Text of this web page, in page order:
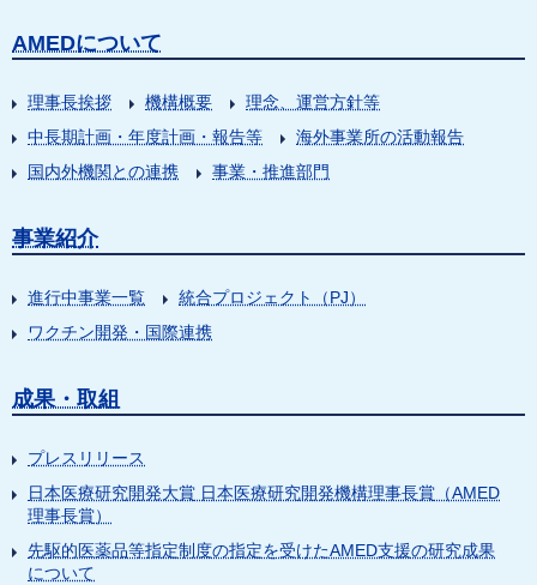
AMEDについて
理事長挨拶 機構概要
理念、運営方針等
中長期計画・年度計画・報告等
海外事業所の活動報告
国内外機関との連携
事業・推進部門
事業紹介
進行中事業一覧
統合プロジェクト（PJ）
ワクチン開発・国際連携
成果・取組
プレスリリース
日本医療研究開発大賞 日本医療研究開発機構理事長賞（AMED
理事長賞）
先駆的医薬品等指定制度の指定を受けたAMED支援の研究成果
について